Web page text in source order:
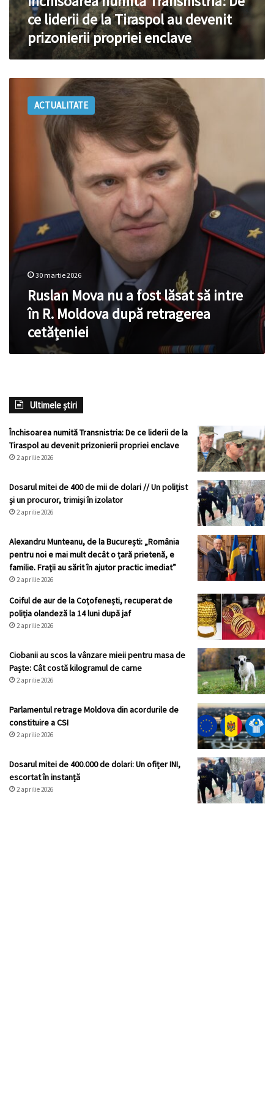
devenit
prizonierii
propriei
enclave
ce liderii de la Tiraspol au devenit
prizonierii propriei enclave
Mova
după
retragerea
cetățeniei
ACTUALITATE
30 martie 2026
Ruslan Mova nu a fost lăsat să intre
în R. Moldova după retragerea
cetățeniei
Ultimele știri
Închisoarea numită Transnistria: De ce liderii de la
Tiraspol au devenit prizonierii propriei enclave
2 aprilie 2026
Dosarul mitei de 400 de mii de dolari // Un polițist
și un procuror, trimiși în izolator
2 aprilie 2026
Alexandru Munteanu, de la București: „România
pentru noi e mai mult decât o țară prietenă, e
familie. Frații au sărit în ajutor practic imediat”
2 aprilie 2026
Coiful de aur de la Coțofenești, recuperat de
poliția olandeză la 14 luni după jaf
2 aprilie 2026
Ciobanii au scos la vânzare mieii pentru masa de
Paște: Cât costă kilogramul de carne
2 aprilie 2026
Parlamentul retrage Moldova din acordurile de
constituire a CSI
2 aprilie 2026
Dosarul mitei de 400.000 de dolari: Un ofițer INI,
escortat în instanță
2 aprilie 2026